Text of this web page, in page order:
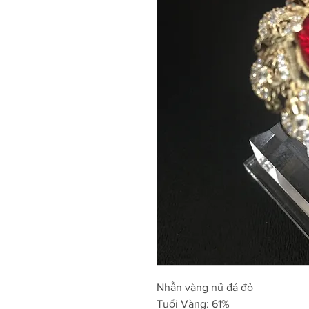
Nhẫn vàng nữ đá đỏ
Tuổi Vàng: 61%